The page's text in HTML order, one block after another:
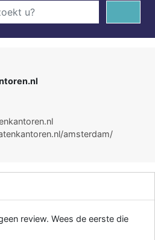
amsterdam/
review. Wees de eerste die